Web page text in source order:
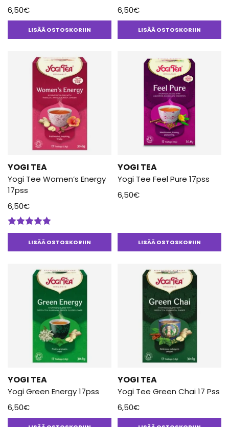
6,50€
LISÄÄ OSTOSKORIIN
6,50€
LISÄÄ OSTOSKORIIN
YOGI TEA
Yogi Tee Women’s Energy
17pss
6,50€
Arvostelu
tuotteesta:LISÄÄ OSTOSKORIIN
YOGI TEA
Yogi Tee Feel Pure 17pss
6,50€
LISÄÄ OSTOSKORIIN
YOGI TEA
Yogi Green Energy 17pss
6,50€
YOGI TEA
Yogi Tee Green Chai 17 Pss
6,50€